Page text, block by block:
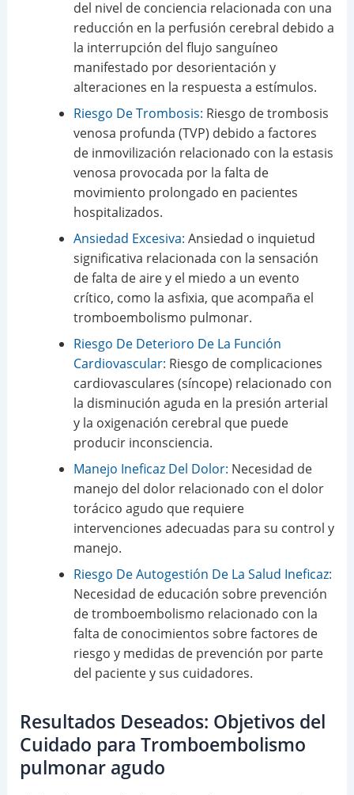
del nivel de conciencia relacionada con una
reducción en la perfusión cerebral debido a
la interrupción del flujo sanguíneo
manifestado por desorientación y
alteraciones en la respuesta a estímulos.
Riesgo De Trombosis: Riesgo de trombosis
venosa profunda (TVP) debido a factores
de inmovilización relacionado con la estasis
venosa provocada por la falta de
movimiento prolongado en pacientes
hospitalizados.
Ansiedad Excesiva: Ansiedad o inquietud
significativa relacionada con la sensación
de falta de aire y el miedo a un evento
crítico, como la asfixia, que acompaña el
tromboembolismo pulmonar.
Riesgo De Deterioro De La Función
Cardiovascular: Riesgo de complicaciones
cardiovasculares (síncope) relacionado con
la disminución aguda en la presión arterial
y la oxigenación cerebral que puede
producir inconsciencia.
Manejo Ineficaz Del Dolor: Necesidad de
manejo del dolor relacionado con el dolor
torácico agudo que requiere
intervenciones adecuadas para su control y
manejo.
Riesgo De Autogestión De La Salud Ineficaz:
Necesidad de educación sobre prevención
de tromboembolismo relacionado con la
falta de conocimientos sobre factores de
riesgo y medidas de prevención por parte
del paciente y sus cuidadores.
Resultados Deseados: Objetivos del
Cuidado para Tromboembolismo
pulmonar agudo